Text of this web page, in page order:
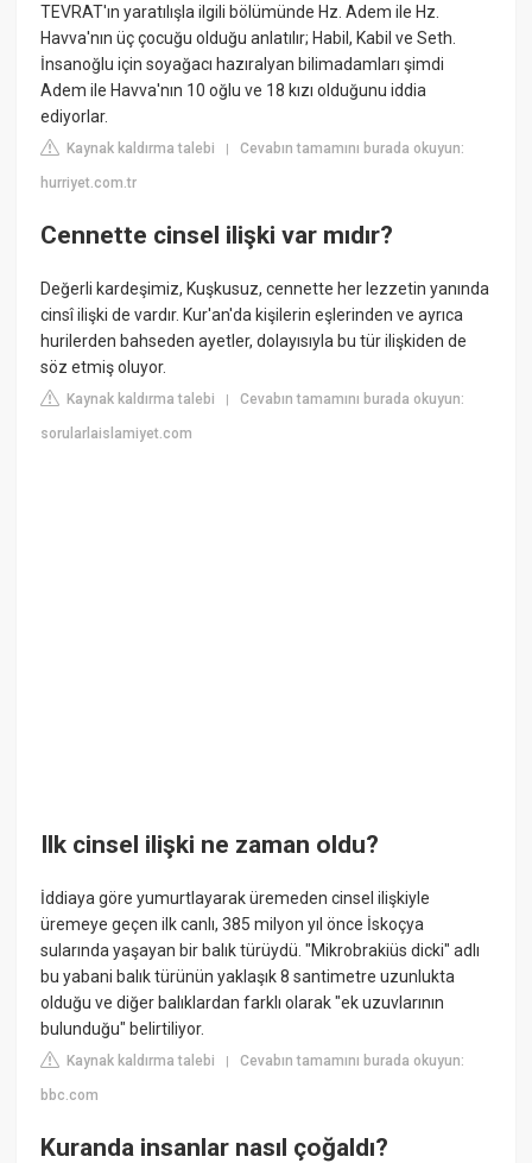
TEVRAT'ın yaratılışla ilgili bölümünde Hz. Adem ile Hz.
Havva'nın üç çocuğu olduğu anlatılır; Habil, Kabil ve Seth.
İnsanoğlu için soyağacı hazıralyan bilimadamları şimdi
Adem ile Havva'nın 10 oğlu ve 18 kızı olduğunu iddia
ediyorlar.
Kaynak kaldırma talebi |Cevabın tamamını burada okuyun:
hurriyet.com.tr
Cennette cinsel ilişki var mıdır?
Değerli kardeşimiz, Kuşkusuz, cennette her lezzetin yanında
cinsî ilişki de vardır. Kur'an'da kişilerin eşlerinden ve ayrıca
hurilerden bahseden ayetler, dolayısıyla bu tür ilişkiden de
söz etmiş oluyor.
Kaynak kaldırma talebi |Cevabın tamamını burada okuyun:
sorularlaislamiyet.com
Ilk cinsel ilişki ne zaman oldu?
İddiaya göre yumurtlayarak üremeden cinsel ilişkiyle
üremeye geçen ilk canlı, 385 milyon yıl önce İskoçya
sularında yaşayan bir balık türüydü. "Mikrobrakiüs dicki" adlı
bu yabani balık türünün yaklaşık 8 santimetre uzunlukta
olduğu ve diğer balıklardan farklı olarak "ek uzuvlarının
bulunduğu" belirtiliyor.
Kaynak kaldırma talebi |Cevabın tamamını burada okuyun:
bbc.com
Kuranda insanlar nasıl çoğaldı?